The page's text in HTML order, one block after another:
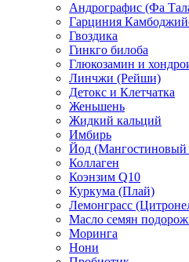
Андрографис (Фа
Гарциния
Гвоздика
Гинкго билоба
Глюкозамин и
Линчжи (Рейши)
Детокс и Клетчатка
Женьшень
Жидкий кальций
Имбирь
Йод (Мангостиновый
Коллаген
Коэнзим Q10
Куркума (Плай)
Лемонграсс
Масло семян
Моринга
Нони